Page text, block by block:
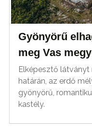
Gyönyörű
meg Vas
Elképesztő látványt
határán, az erdő
gyönyörű,
kastély.